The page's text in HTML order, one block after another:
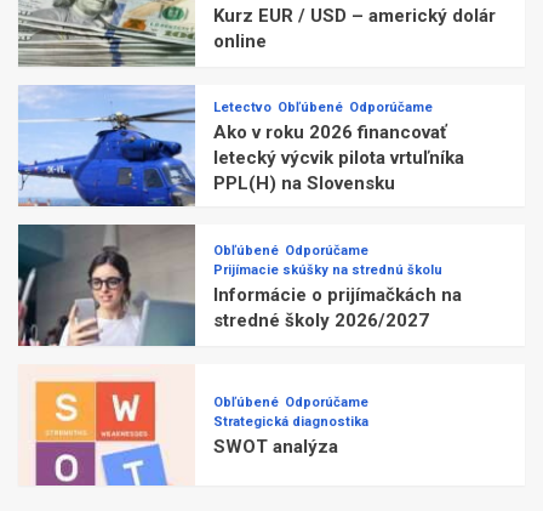
Kurz EUR / USD – americký dolár
online
Letectvo Obľúbené Odporúčame
Ako v roku 2026 financovať
letecký výcvik pilota vrtuľníka
PPL(H) na Slovensku
Obľúbené Odporúčame
Prijímacie skúšky na strednú školu
Informácie o prijímačkách na
stredné školy 2026/2027
Obľúbené Odporúčame
Strategická diagnostika
SWOT analýza